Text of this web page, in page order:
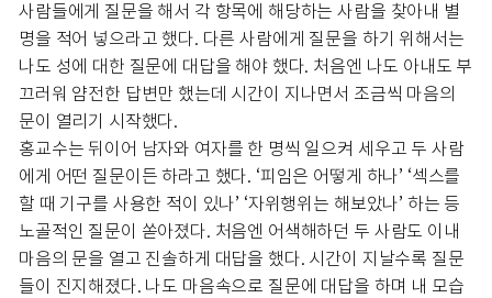
사람들에게 질문을 해서 각 항목에 해당하는 사람을 찾아내 별
명을 적어 넣으라고 했다. 다른 사람에게 질문을 하기 위해서는
나도 성에 대한 질문에 대답을 해야 했다. 처음엔 나도 아내도 부
끄러워 얌전한 답변만 했는데 시간이 지나면서 조금씩 마음의
문이 열리기 시작했다.
홍교수는 뒤이어 남자와 여자를 한 명씩 일으켜 세우고 두 사람
에게 어떤 질문이든 하라고 했다. ‘피임은 어떻게 하나’ ‘섹스를
할 때 기구를 사용한 적이 있나’ ‘자위행위는 해보았나’ 하는 등
노골적인 질문이 쏟아졌다. 처음엔 어색해하던 두 사람도 이내
마음의 문을 열고 진솔하게 대답을 했다. 시간이 지날수록 질문
들이 진지해졌다. 나도 마음속으로 질문에 대답을 하며 내 모습